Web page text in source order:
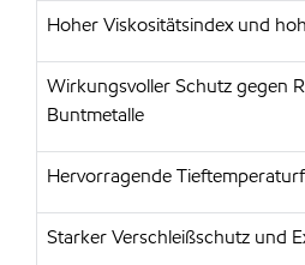
Hoher Viskositätsindex und
Wirkungsvoller Schutz gegen
Buntmetalle
Hervorragende
Starker Verschleißschutz und